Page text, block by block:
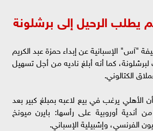
يطلب الرحيل إلى برشلونة
الإسبانية عن إبداء حمزة عبد الكريم
كما أنه أبلغ ناديه من أجل تسهيل
الكتالوني.
يرغب في بيع لاعبه بمبلغ كبير بعد
أندية أوروبية على رأسها: بايرن ميونخ
الفرنسي، وإشبيلية الإسباني.